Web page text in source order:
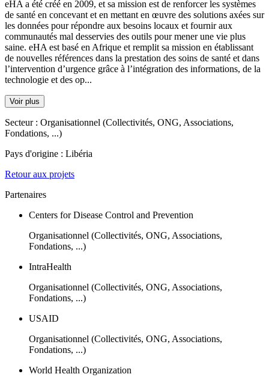
eHA a été créé en 2009, et sa mission est de renforcer les systèmes
de santé en concevant et en mettant en œuvre des solutions axées sur
les données pour répondre aux besoins locaux et fournir aux
communautés mal desservies des outils pour mener une vie plus
saine. eHA est basé en Afrique et remplit sa mission en établissant
de nouvelles références dans la prestation des soins de santé et dans
l’intervention d’urgence grâce à l’intégration des informations, de la
technologie et des op...
Voir plus
Secteur : Organisationnel (Collectivités, ONG, Associations,
Fondations, ...)
Pays d'origine : Libéria
Retour aux projets
Partenaires
Centers for Disease Control and Prevention
Organisationnel (Collectivités, ONG, Associations,
Fondations, ...)
IntraHealth
Organisationnel (Collectivités, ONG, Associations,
Fondations, ...)
USAID
Organisationnel (Collectivités, ONG, Associations,
Fondations, ...)
World Health Organization